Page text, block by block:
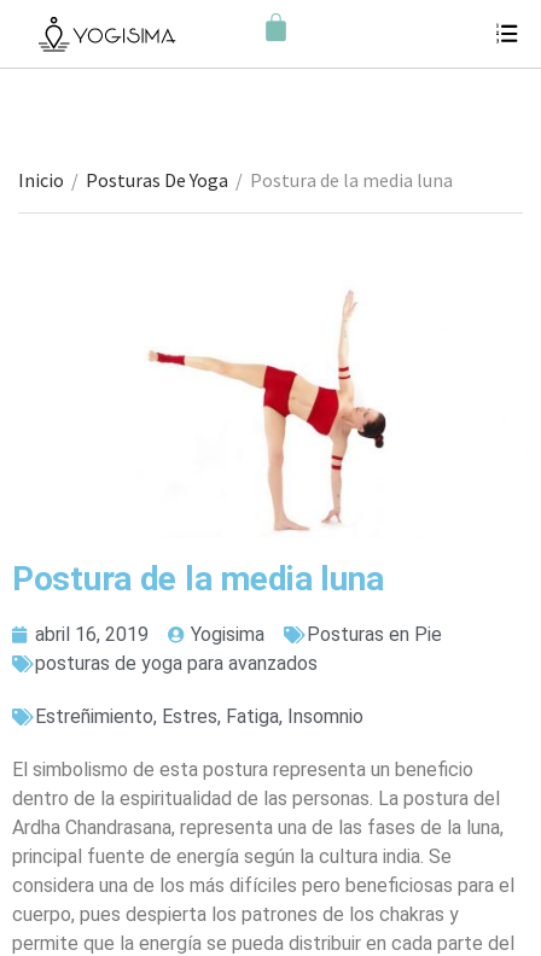
Inicio / Posturas De Yoga / Postura de la media luna
Postura de la media luna
abril 16, 2019 Yogisima
Posturas en Pie
posturas de yoga para avanzados
Estreñimiento, Estres, Fatiga, Insomnio
El simbolismo de esta postura representa un beneficio
dentro de la espiritualidad de las personas. La postura del
Ardha Chandrasana, representa una de las fases de la luna,
principal fuente de energía según la cultura india. Se
considera una de los más difíciles pero beneficiosas para el
cuerpo, pues despierta los patrones de los chakras y
permite que la energía se pueda distribuir en cada parte del